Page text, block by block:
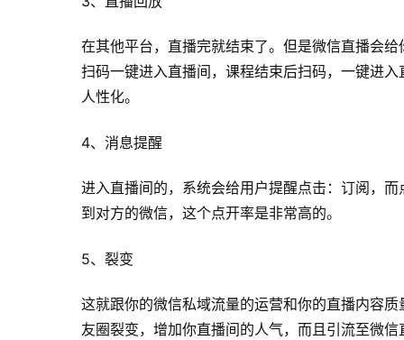
在其他平台，直播完就结束了。但是微信直播会
扫码一键进入直播间，课程结束后扫码，一键进
人性化。
4、消息提醒
进入直播间的，系统会给用户提醒点击：订阅，
到对方的微信，这个点开率是非常高的。
5、裂变
这就跟你的微信私域流量的运营和你的直播内容
友圈裂变，增加你直播间的人气，而且引流至微